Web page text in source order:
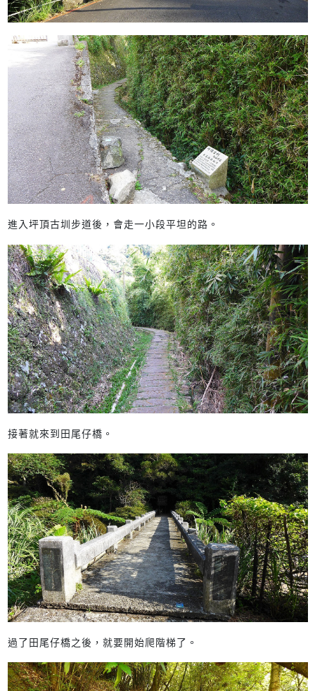
進入坪頂古圳步道後，會走一小段平坦的路。
接著就來到田尾仔橋。
過了田尾仔橋之後，就要開始爬階梯了。